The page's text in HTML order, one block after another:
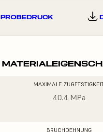
PROBEDRUCK
MAXIMALE
40.4 MPa
BRUCHDEHNUNG